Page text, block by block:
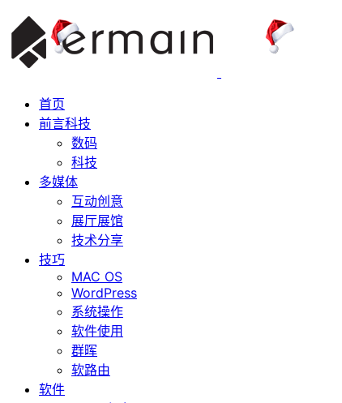
首页
前言科技
数码
科技
多媒体
互动创意
展厅展馆
技术分享
技巧
MAC OS
WordPress
系统操作
软件使用
群晖
软路由
软件